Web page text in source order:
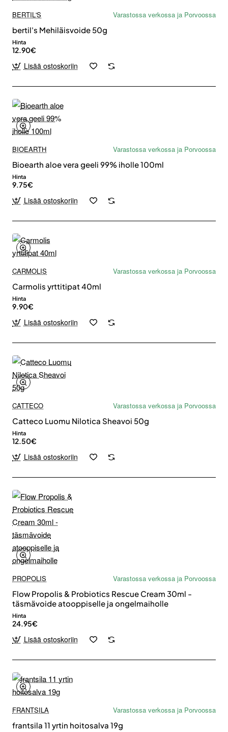
BERTIL'S
Varastossa verkossa ja Porvoossa
bertil's Mehiläisvoide 50g
Hinta
12.90€
Lisää ostoskoriin
BIOEARTH
Varastossa verkossa ja Porvoossa
Bioearth aloe vera geeli 99% iholle 100ml
Hinta
9.75€
Lisää ostoskoriin
CARMOLIS
Varastossa verkossa ja Porvoossa
Carmolis yrttitipat 40ml
Hinta
9.90€
Lisää ostoskoriin
CATTECO
Varastossa verkossa ja Porvoossa
Catteco Luomu Nilotica Sheavoi 50g
Hinta
12.50€
Lisää ostoskoriin
PROPOLIS
Varastossa verkossa ja Porvoossa
Flow Propolis & Probiotics Rescue Cream 30ml -
täsmävoide atooppiselle ja ongelmaiholle
Hinta
24.95€
Lisää ostoskoriin
FRANTSILA
Varastossa verkossa ja Porvoossa
frantsila 11 yrtin hoitosalva 19g